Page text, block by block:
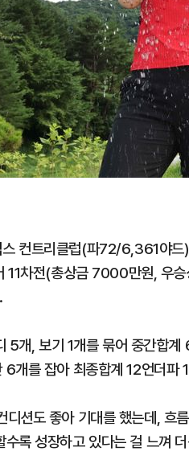
스 컨트리클럽(파72/6,361야
차전(총상금 7000만원, 우
5개, 보기 1개를 묶어 중간합
6개를 잡아 최종합계 12언더
디션도 좋아 기대를 했는데, 흐
록 성장하고 있다는 걸 느껴